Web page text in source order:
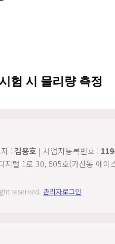
험 시 물리량 측정
: 김용호 | 사업자등록번호 :
지털 1로 30, 605호(가산동 에
reserved. 관리자로그인